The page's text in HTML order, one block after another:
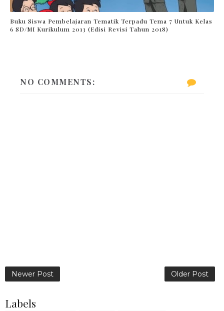
Buku Siswa Pembelajaran Tematik Terpadu Tema 7 Untuk Kelas
6 SD/MI Kurikulum 2013 (Edisi Revisi Tahun 2018)
NO COMMENTS:
Newer Post Older Post
Labels